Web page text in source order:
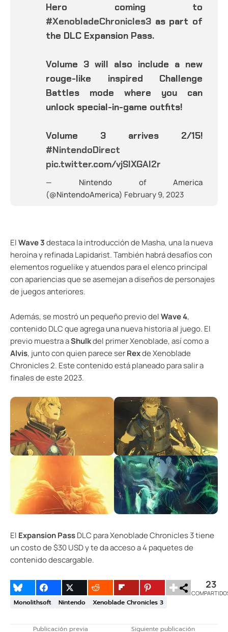
Hero coming to
#XenobladeChronicles3 as part of
the DLC Expansion Pass.
Volume 3 will also include a new
rouge-like inspired Challenge
Battles mode where you can
unlock special-in-game outfits!
Volume 3 arrives 2/15!
#NintendoDirect
pic.twitter.com/vjSlXGAl2r
— Nintendo of America
(@NintendoAmerica) February 9, 2023
ElWave 3destaca la introducción de Masha, una la nueva
heroína y refinada Lapidarist. También habrá desafíos con
elementos roguelike y atuendos para el elenco principal
con apariencias que se asemejan a diseños de personajes
de juegos anteriores.
Además, se mostró un pequeño previo delWave 4,
contenido DLC que agrega una nueva historia al juego. El
previo muestra aShulkdel primer Xenoblade, así como a
Alvis, junto con quien parece serRexde Xenoblade
Chronicles 2. Este contenido está planeado para salir a
finales de este 2023.
El Expansion PassDLC para Xenoblade Chronicles 3 tiene
un costo de $30 USD y te da acceso a 4 paquetes de
contenido descargable.
23
Monolithsoft Nintendo Xenoblade Chronicles 3
Publicación previa Siguiente publicación